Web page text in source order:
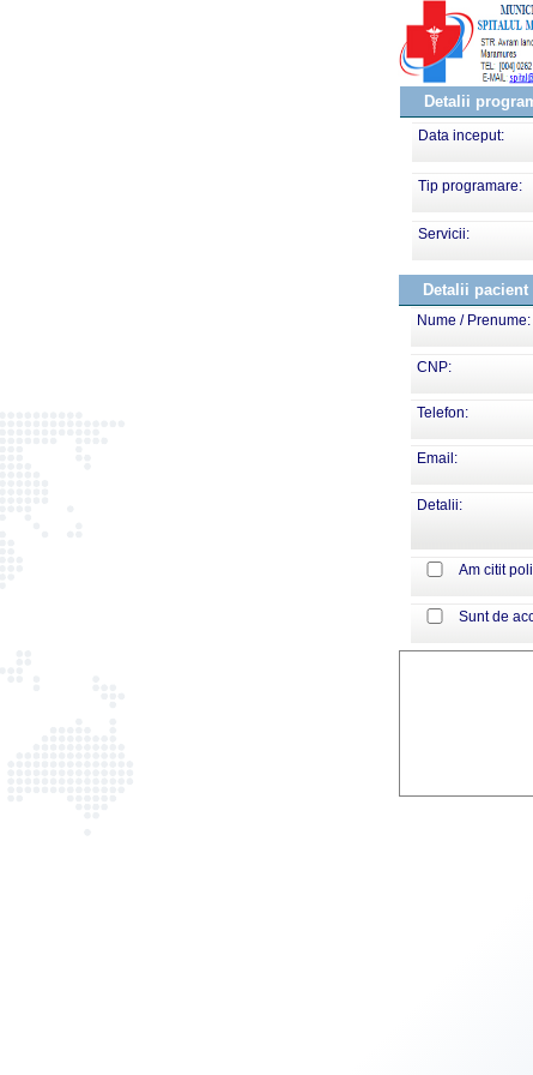
Detalii
Data inceput:
Tip programare:
Servicii:
Detalii pacient
Nume / Prenume:
CNP:
Telefon:
Email:
Detalii:
Am citit
Sunt de